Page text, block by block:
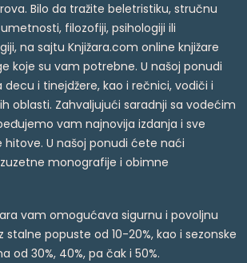
Bilo da tražite beletristiku, stručnu
filozofiji, psihologiji ili
na sajtu Knjižara.com online knjižare
koje su vam potrebne. U našoj ponudi
decu i tinejdžere, kao i rečnici, vodiči i
oblasti. Zahvaljujući saradnji sa vodećim
vam najnovija izdanja i sve
hitove. U našoj ponudi ćete naći
monografije i obimne
vam omogućava sigurnu i povoljnu
stalne popuste od 10-20%, kao i sezonske
od 30%, 40%, pa čak i 50%.